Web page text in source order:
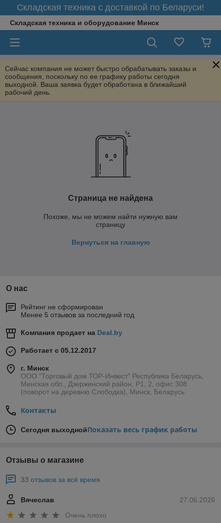
Складская техника с доставкой по Беларуси!
Складская техника и оборудование Минск
Сейчас компания не может быстро обрабатывать заказы и
сообщения, поскольку по ее графику работы сегодня
выходной. Ваша заявка будет обработана в ближайший
рабочий день.
Страница не найдена
Похоже, мы не можем найти нужную вам
страницу
Вернуться на главную
О нас
Рейтинг не сформирован
Менее 5 отзывов за последний год
Компания продает на Deal.by
Работает с 05.12.2017
г. Минск
ООО "Торговый дом ТОР-Инвест" Республика Беларусь,
Минская обл., Дзержинский район, Р1, 2, офис 308
(поворот на деревню Слободка), Минск, Беларусь
Контакты
Сегодня выходнойПоказать весь график работы
Отзывы о магазине
33 отзывов за всё время
27.06.2026
Вячеслав
Очень плохо